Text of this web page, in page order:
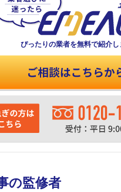
ぴったりの業者を無料で紹介し
の監修者